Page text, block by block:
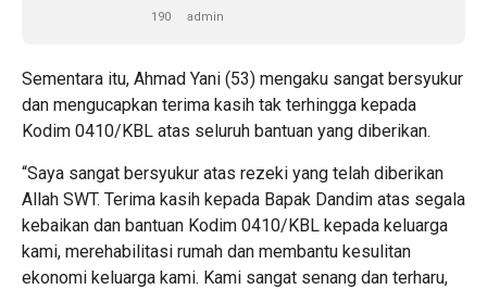
190 admin
Sementara itu, Ahmad Yani (53) mengaku sangat bersyukur
dan mengucapkan terima kasih tak terhingga kepada
Kodim 0410/KBL atas seluruh bantuan yang diberikan.
“Saya sangat bersyukur atas rezeki yang telah diberikan
Allah SWT. Terima kasih kepada Bapak Dandim atas segala
kebaikan dan bantuan Kodim 0410/KBL kepada keluarga
kami, merehabilitasi rumah dan membantu kesulitan
ekonomi keluarga kami. Kami sangat senang dan terharu,